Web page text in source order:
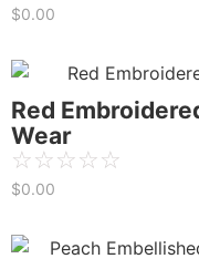
$0.00
Red
Wear
☆☆☆☆☆
$0.00